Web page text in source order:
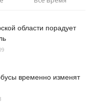
области порадует
временно изменят